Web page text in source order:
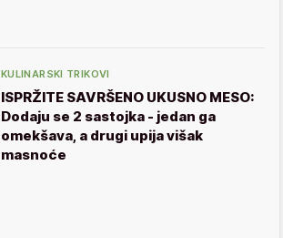
KULINARSKI TRIKOVI
ISPRŽITE SAVRŠENO UKUSNO MESO:
Dodaju se 2 sastojka - jedan ga
omekšava, a drugi upija višak
masnoće